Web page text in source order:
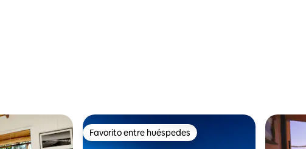
Favorito entre huéspedes
Favorito entre huéspedes